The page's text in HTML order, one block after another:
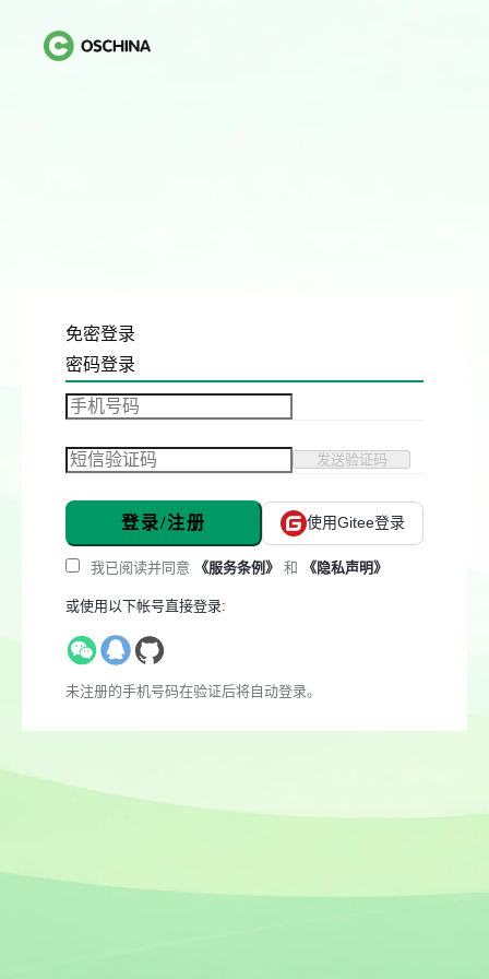
免密登录
密码登录
发送验证码
登录/注册 使用Gitee登录
我已阅读并同意 《服务条例》 和 《隐私声明》
或使用以下帐号直接登录:
未注册的手机号码在验证后将自动登录。